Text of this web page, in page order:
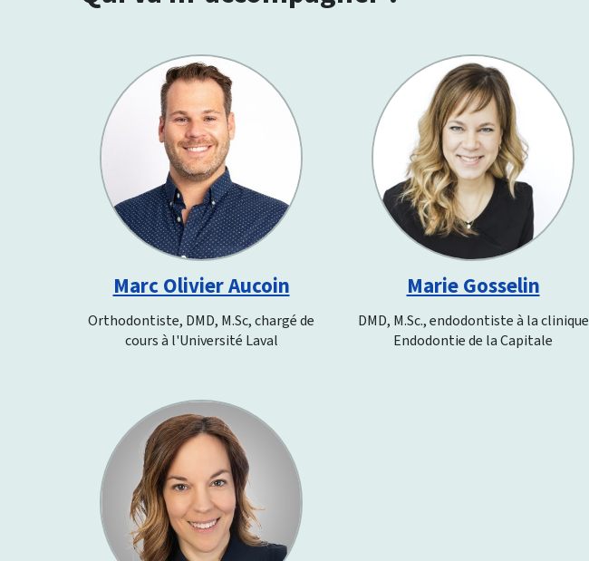
Marc Olivier Aucoin
Orthodontiste, DMD, M.Sc, chargé de
cours à l'Université Laval
Marie Gosselin
DMD, M.Sc., endodontiste à la clinique
Endodontie de la Capitale